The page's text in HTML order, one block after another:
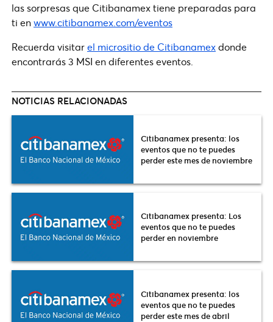
las sorpresas que Citibanamex tiene preparadas para
ti enwww.citibanamex.com/eventos
Recuerda visitarel micrositio de Citibanamexdonde
encontrarás 3 MSI en diferentes eventos.
NOTICIAS RELACIONADAS
Citibanamex presenta: los
eventos que no te puedes
perder este mes de noviembre
Citibanamex presenta: Los
eventos que no te puedes
perder en noviembre
Citibanamex presenta: los
eventos que no te puedes
perder este mes de abril